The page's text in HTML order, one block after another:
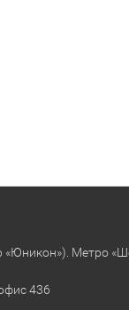
«Юникон»). Метро
436